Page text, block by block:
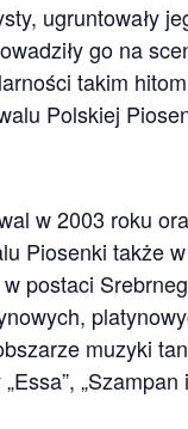
ugruntowały
go na
takim hitom
Polskiej
w 2003 roku
Piosenki także
postaci
muzyki
„Szampan